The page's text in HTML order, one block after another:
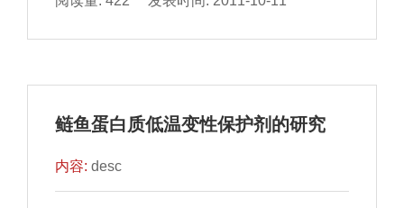
鲢鱼蛋白质低温变性保护剂的研究
内容:desc